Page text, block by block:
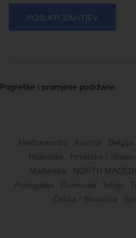
POSLATI ZAHTJEV
Pogreške i promjene podržane.
Međunarodni Austrija Belgija
Holandija
Hrvatska /
Mađarska
NORTH
Portugalija
Rumunija Srbija
Češka / Slovačka